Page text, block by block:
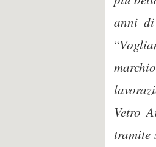
anni
“
Vetro
tramite